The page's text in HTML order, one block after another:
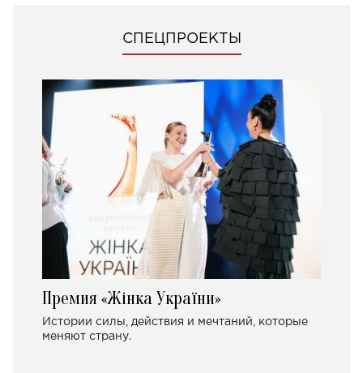
СПЕЦПРОЕКТЫ
Премия «Жінка України»
Истории силы, действия и мечтаний, которые
меняют страну.